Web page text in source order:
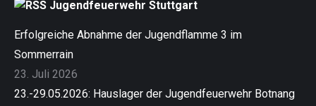
Jugendfeuerwehr Stuttgart
Erfolgreiche Abnahme der Jugendflamme 3 im
Sommerrain
23. Juli 2026
23.-29.05.2026: Hauslager der Jugendfeuerwehr Botnang